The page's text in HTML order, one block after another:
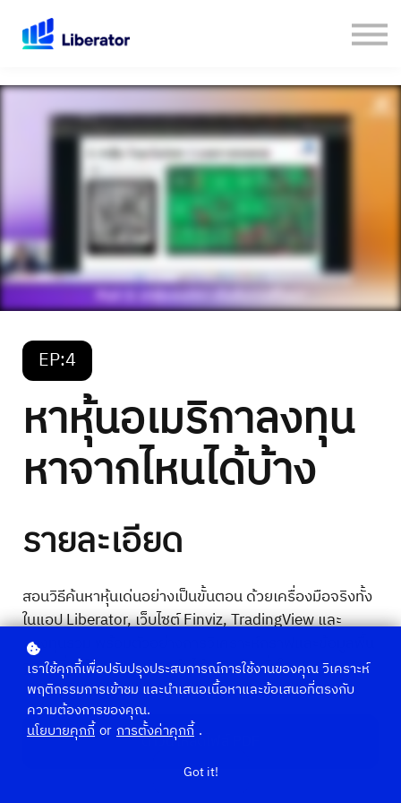
คู่มือใช้งาน Website
เปิดบัญชีกับ Liberator
Login
EP:4
หาหุ้นอเมริกาลงทุน
หาจากไหนได้บ้าง
รายละเอียด
สอนวิธีค้นหาหุ้นเด่นอย่างเป็นขั้นตอน ด้วยเครื่องมือจริงทั้ง
ในแอป Liberator, เว็บไซต์ Finviz, TradingView และ
กองทุนรวม พร้อมตัวอย่างการวิเคราะห์กราฟและข้อมูลพื้น
ฐาน เพื่อให้นักลงทุนเลือกหุ้นได้เองอย่างมั่นใจ
ดาวน์โหลดไฟล์ PDF
เราใช้คุกกี้เพื่อปรับปรุงประสบการณ์การใช้งานของคุณ วิเคราะห์
พฤติกรรมการเข้าชม และนำเสนอเนื้อหาและข้อเสนอที่ตรงกับ
ความต้องการของคุณ.
นโยบายคุกกี้ or การตั้งค่าคุกกี้ .
Got it!